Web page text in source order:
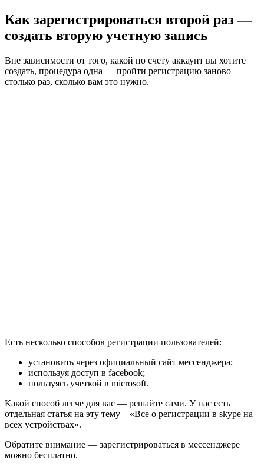
Как зарегистрироваться второй раз —
создать вторую учетную запись
Вне зависимости от того, какой по счету аккаунт вы хотите
создать, процедура одна — пройти регистрацию заново
столько раз, сколько вам это нужно.
Есть несколько способов регистрации пользователей:
установить через официальный сайт мессенджера;
используя доступ в facebook;
пользуясь учеткой в microsoft.
Какой способ легче для вас — решайте сами. У нас есть
отдельная статья на эту тему – «Все о регистрации в skype на
всех устройствах».
Обратите внимание — зарегистрироваться в мессенджере
можно бесплатно.